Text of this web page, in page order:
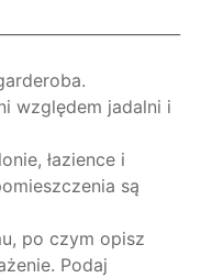
względem jadalni i
łazience i
są
po czym opisz
Podaj